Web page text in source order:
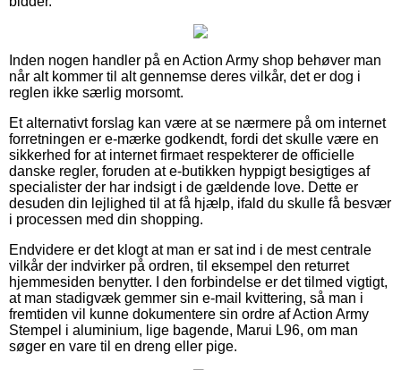
Inden nogen handler på en Action Army shop behøver man
når alt kommer til alt gennemse deres vilkår, det er dog i
reglen ikke særlig morsomt.
Et alternativt forslag kan være at se nærmere på om internet
forretningen er e-mærke godkendt, fordi det skulle være en
sikkerhed for at internet firmaet respekterer de officielle
danske regler, foruden at e-butikken hyppigt besigtiges af
specialister der har indsigt i de gældende love. Dette er
desuden din lejlighed til at få hjælp, ifald du skulle få besvær
i processen med din shopping.
Endvidere er det klogt at man er sat ind i de mest centrale
vilkår der indvirker på ordren, til eksempel den returret
hjemmesiden benytter. I den forbindelse er det tilmed vigtigt,
at man stadigvæk gemmer sin e-mail kvittering, så man i
fremtiden vil kunne dokumentere sin ordre af Action Army
Stempel i aluminium, lige bagende, Marui L96, om man
søger en vare til en dreng eller pige.